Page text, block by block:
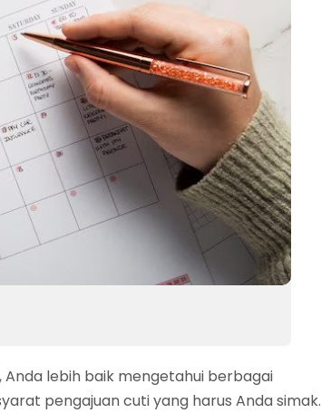
lebih baik mengetahui berbagai
pengajuan cuti yang harus Anda simak.